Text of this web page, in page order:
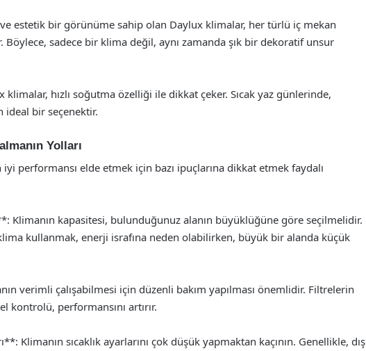
estetik bir görünüme sahip olan Daylux klimalar, her türlü iç mekan
sadece bir klima değil, aynı zamanda şık bir dekoratif unsur
klimalar, hızlı soğutma özelliği ile dikkat çeker. Sıcak yaz günlerinde,
ideal bir seçenektir.
Yolları
performansı elde etmek için bazı ipuçlarına dikkat etmek faydalı
Klimanın kapasitesi, bulunduğunuz alanın büyüklüğüne göre seçilmelidir.
kullanmak, enerji israfına neden olabilirken, büyük bir alanda küçük
verimli çalışabilmesi için düzenli bakım yapılması önemlidir. Filtrelerin
kontrolü, performansını artırır.
Klimanın sıcaklık ayarlarını çok düşük yapmaktan kaçının. Genellikle, dış